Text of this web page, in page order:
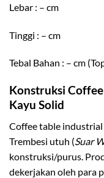
Lebar : – cm
Tinggi : – cm
Tebal Bahan : – cm
Konstruksi
Kayu Solid
Coffee table
Trembesi utuh (Suar
konstruksi/purus.
dekerjakan oleh para